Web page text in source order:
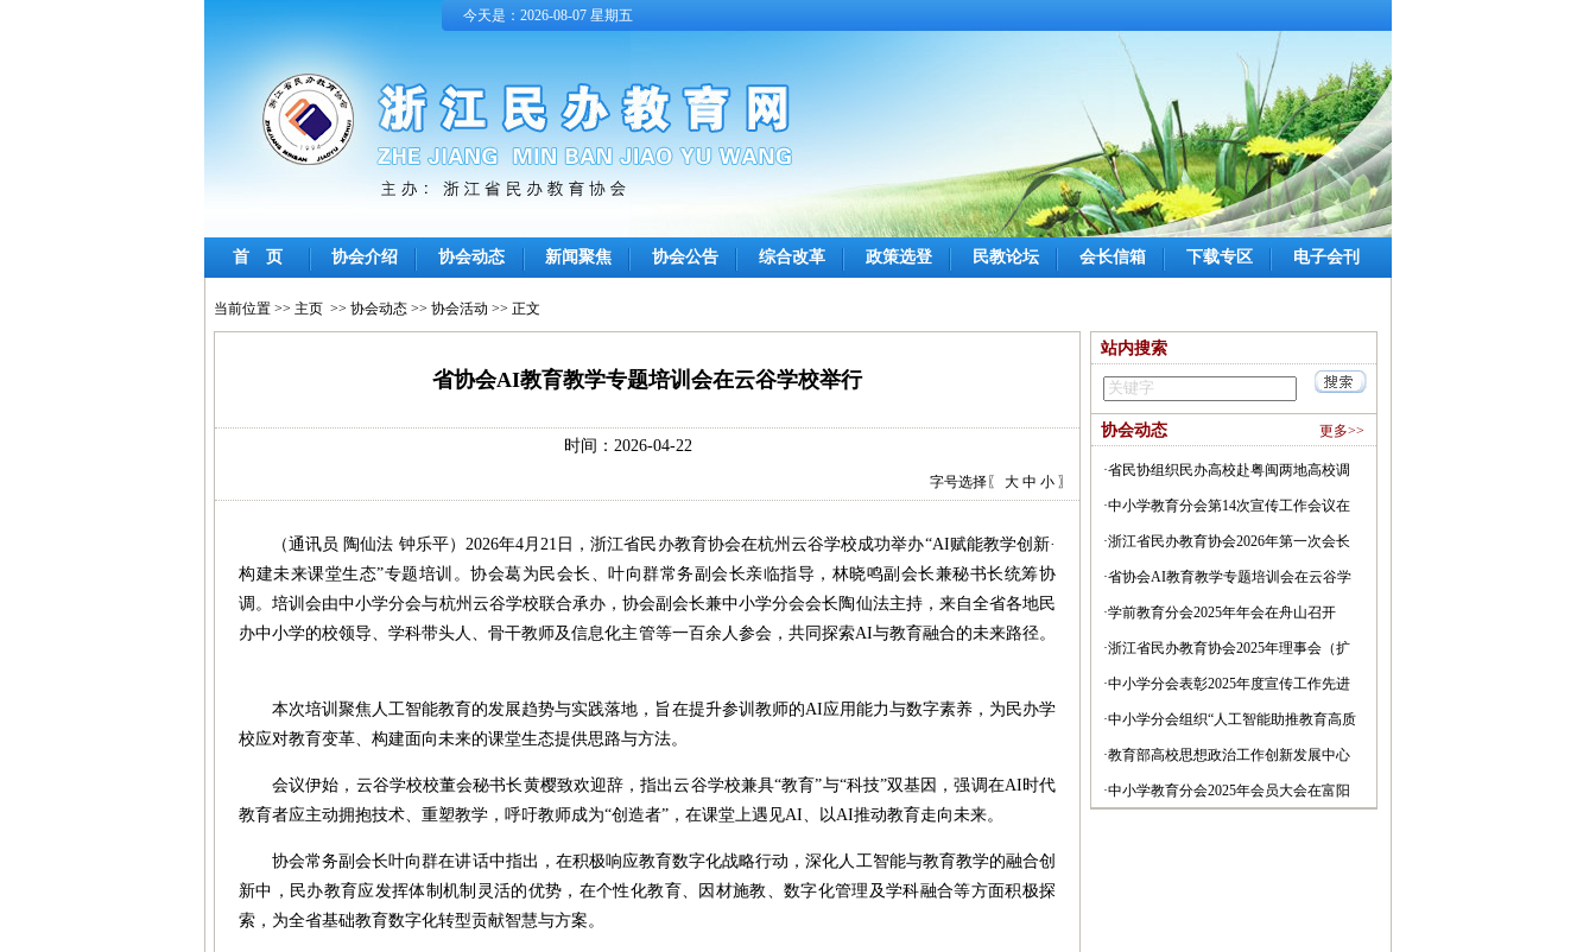
今天是：2026-08-07 星期五
首 页 协会介绍 协会动态 新闻聚焦 协会公告 综合改革 政策选登 民教论坛 会长信箱 下载专区 电子会刊
当前位置 >> 主页 >> 协会动态 >> 协会活动 >> 正文
省协会AI教育教学专题培训会在云谷学校举行
时间：2026-04-22
字号选择〖 大 中 小 〗
（通讯员 陶仙法 钟乐平）2026年4月21日，浙江省民办教育协会在杭州云谷学校成功举办“AI赋能教学创新·
构建未来课堂生态”专题培训。协会葛为民会长、叶向群常务副会长亲临指导，林晓鸣副会长兼秘书长统筹协
调。培训会由中小学分会与杭州云谷学校联合承办，协会副会长兼中小学分会会长陶仙法主持，来自全省各地民
办中小学的校领导、学科带头人、骨干教师及信息化主管等一百余人参会，共同探索AI与教育融合的未来路径。
本次培训聚焦人工智能教育的发展趋势与实践落地，旨在提升参训教师的AI应用能力与数字素养，为民办学
校应对教育变革、构建面向未来的课堂生态提供思路与方法。
会议伊始，云谷学校校董会秘书长黄樱致欢迎辞，指出云谷学校兼具“教育”与“科技”双基因，强调在AI时代
教育者应主动拥抱技术、重塑教学，呼吁教师成为“创造者”，在课堂上遇见AI、以AI推动教育走向未来。
协会常务副会长叶向群在讲话中指出，在积极响应教育数字化战略行动，深化人工智能与教育教学的融合创
新中，民办教育应发挥体制机制灵活的优势，在个性化教育、因材施教、数字化管理及学科融合等方面积极探
索，为全省基础教育数字化转型贡献智慧与方案。
站内搜索
更多>>
协会动态
·省民协组织民办高校赴粤闽两地高校调
研
·中小学教育分会第14次宣传工作会议在
温州召开(图)
·浙江省民办教育协会2026年第一次会长
会议在杭召开
·省协会AI教育教学专题培训会在云谷学
校举行
·学前教育分会2025年年会在舟山召开
·浙江省民办教育协会2025年理事会（扩
大）会议在杭召开(图)
·中小学分会表彰2025年度宣传工作先进
单位和个人
·中小学分会组织“人工智能助推教育高质
量发展”考察活动
·教育部高校思想政治工作创新发展中心
（浙江树人学院）举行2025学术年会(图)
·中小学教育分会2025年会员大会在富阳